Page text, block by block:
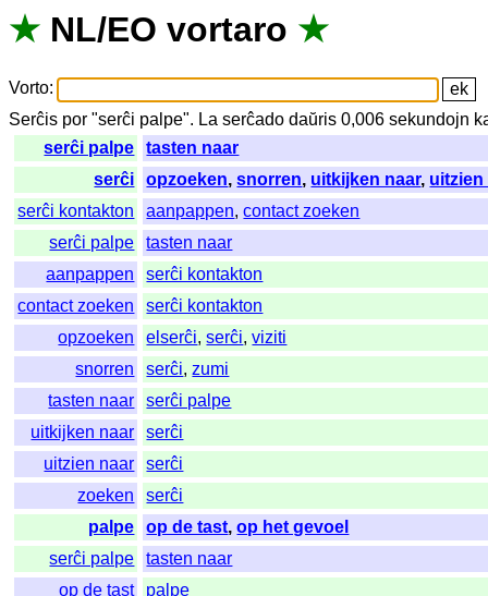
★ NL/EO vortaro ★
Vorto:
Serĉis por "serĉi palpe". La serĉado daŭris 0,006sekundojn
serĉi palpe
tasten naar
serĉi
opzoeken,snorren, uitkijken naar, uitzien
serĉi kontakton
aanpappen,contact zoeken
serĉi palpe
tasten naar
aanpappen
serĉi kontakton
contact zoeken
serĉi kontakton
opzoeken
elserĉi,serĉi,viziti
snorren
serĉi,zumi
tasten naar
serĉi palpe
uitkijken naar
serĉi
uitzien naar
serĉi
zoeken
serĉi
palpe
op de tast,op het gevoel
serĉi palpe
tasten naar
op de tast
palpe